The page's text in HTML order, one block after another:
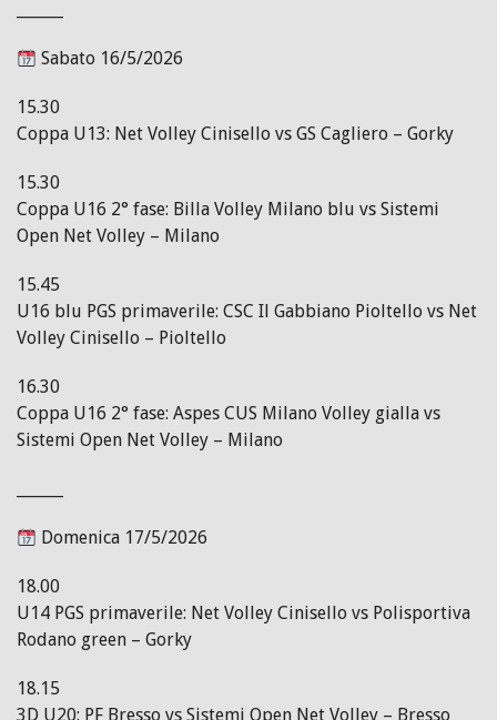
Sabato 16/5/2026
15.30
Coppa U13: Net Volley Cinisello vs GS Cagliero – Gorky
15.30
Coppa U16 2° fase: Billa Volley Milano blu vs Sistemi
Open Net Volley – Milano
15.45
U16 blu PGS primaverile: CSC Il Gabbiano Pioltello vs Net
Volley Cinisello – Pioltello
16.30
Coppa U16 2° fase: Aspes CUS Milano Volley gialla vs
Sistemi Open Net Volley – Milano
Domenica 17/5/2026
18.00
U14 PGS primaverile: Net Volley Cinisello vs Polisportiva
Rodano green – Gorky
18.15
3D U20: PF Bresso vs Sistemi Open Net Volley – Bresso